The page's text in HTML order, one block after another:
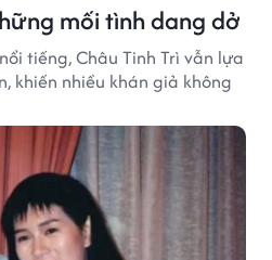
mối tình dang dở
tiếng, Châu Tinh Trì vẫn lựa
khiến nhiều khán giả không